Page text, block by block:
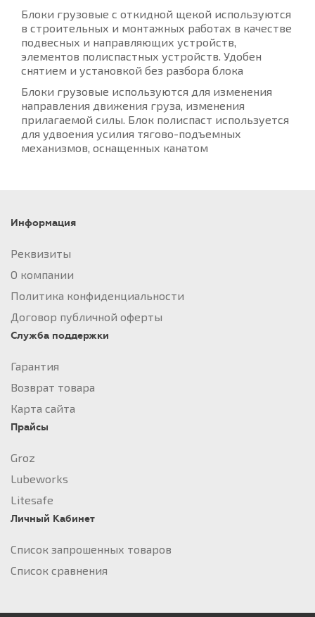
Блоки грузовые с откидной щекой используются
в строительных и монтажных работах в качестве
подвесных и направляющих устройств,
элементов полиспастных устройств. Удобен
снятием и установкой без разбора блока
Блоки грузовые используются для изменения
направления движения груза, изменения
прилагаемой силы. Блок полиспаст используется
для удвоения усилия тягово-подъемных
механизмов, оснащенных канатом
Информация
Реквизиты
О компании
Политика конфиденциальности
Договор публичной оферты
Служба поддержки
Гарантия
Возврат товара
Карта сайта
Прайсы
Groz
Lubeworks
Litesafe
Личный Кабинет
Список запрошенных товаров
Список сравнения